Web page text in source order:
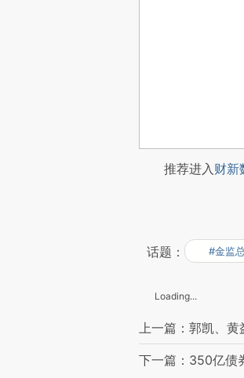
推荐进入财新
话题： #金监
Loading...
上一篇：郭凯、黄
下一篇：350亿债